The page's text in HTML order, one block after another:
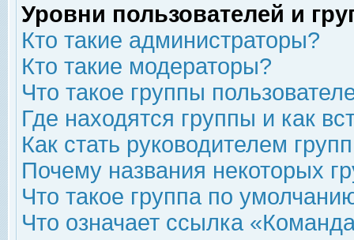
Уровни пользователей и
Кто такие администраторы?
Кто такие модераторы?
Что такое группы
Где находятся группы и как
Как стать руководителем
Почему названия некоторых
Что такое группа по
Что означает ссылка